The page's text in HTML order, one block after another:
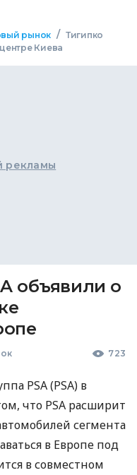
рынок / Тигипко
Киева
рекламы
объявили о
723
PSA(PSA) в
что PSA расширит
сегмента
в Европе под
в совместном